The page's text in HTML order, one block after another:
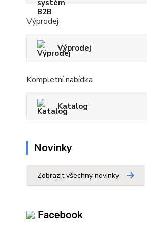
Výprodej
Výprodej
Kompletní nabídka
Katalog
Novinky
Zobrazit všechny novinky